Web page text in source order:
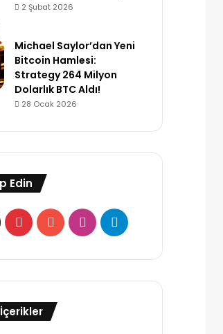
2 Şubat 2026
Michael Saylor’dan Yeni
Bitcoin Hamlesi:
Strategy 264 Milyon
Dolarlık BTC Aldı!
28 Ocak 2026
Edin
PinterestYouTubeInstagramTelegram